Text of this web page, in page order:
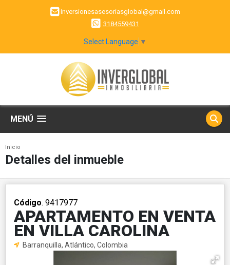
inversionesasesoriasglobal@gmail.com
3184559431
Select Language ▼
MENÚ
Inicio
Detalles del inmueble
Código. 9417977
APARTAMENTO EN VENTA
EN VILLA CAROLINA
Barranquilla, Atlántico, Colombia